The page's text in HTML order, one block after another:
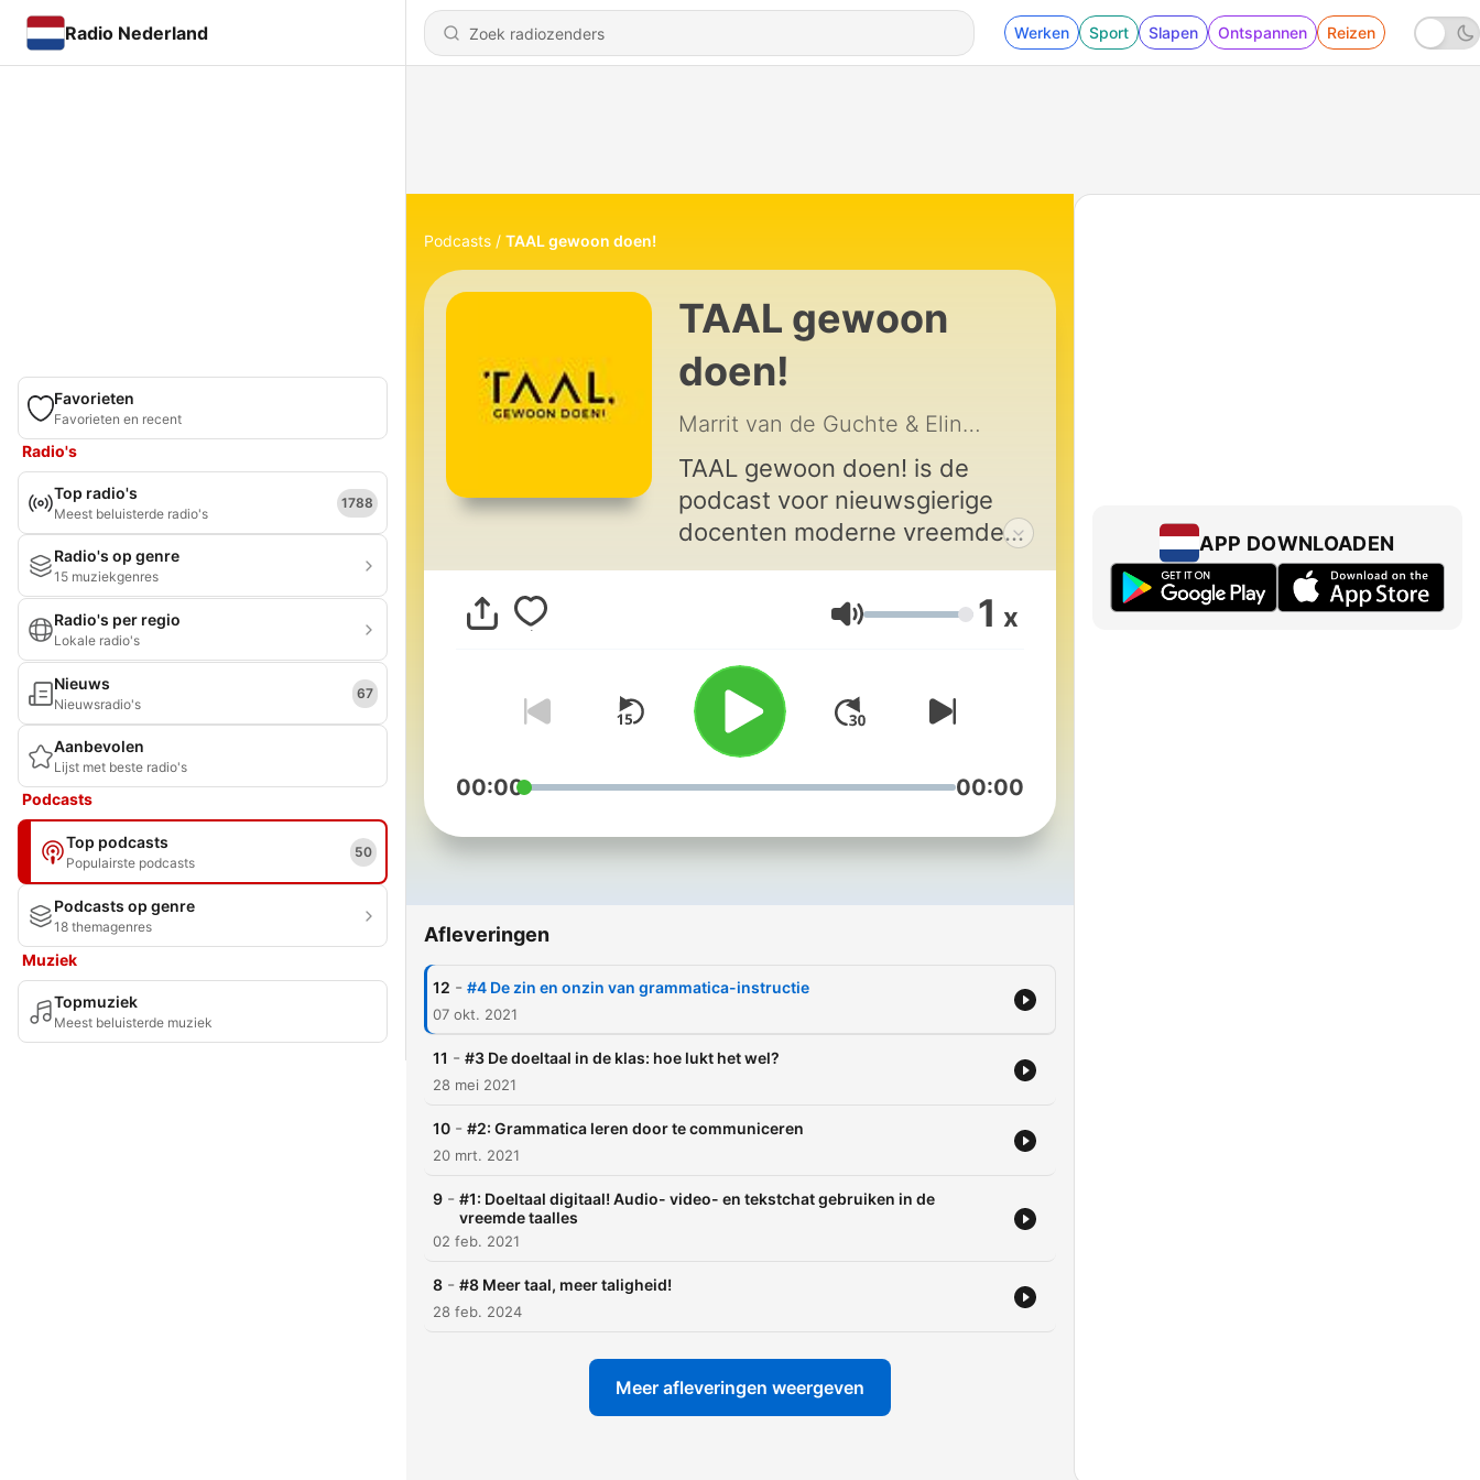
Radio Nederland Werken Sport Slapen Ontspannen Reizen
Favorieten
Favorieten en recent
Radio's
Top radio's
Meest beluisterde radio's
1788
Radio's op genre
15 muziekgenres
Radio's per regio
Lokale radio's
Nieuws
Nieuwsradio's
67
Aanbevolen
Lijst met beste radio's
Podcasts
Top podcasts
Populairste podcasts
50
Podcasts op genre
18 themagenres
Muziek
Topmuziek
Meest beluisterde muziek
Podcasts TAAL gewoon doen!
TAAL gewoon
doen!
Marrit van de Guchte & Eline van Batenburg
TAAL gewoon doen! is de
podcast voor nieuwsgierige
docenten moderne vreemde
talen. In deze podcast gaan
Marrit van de Guchte en Eline
van Batenburg op zoek naar
frisse en wetenschappelijk
onderbouwde ideeën voor de
lespraktijk. In elke aflevering
bespreken ze een
taaldidactisch idee vanuit het
leerling en de onderzoeker. Na
Volume 1 x
00:00 00:00
Afleveringen
12 - #4 De zin en onzin van grammatica-instructie
07 okt. 2021
11 - #3 De doeltaal in de klas: hoe lukt het wel?
28 mei 2021
10 - #2: Grammatica leren door te communiceren
20 mrt. 2021
9 - #1: Doeltaal digitaal! Audio- video- en tekstchat gebruiken in de
vreemde taalles
02 feb. 2021
8 - #8 Meer taal, meer taligheid!
28 feb. 2024
Meer afleveringen weergeven
APP DOWNLOADEN